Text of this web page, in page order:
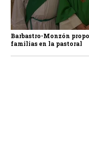
Barbastro-Monzón
familias en la pastoral